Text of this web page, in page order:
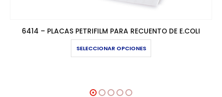
6414 – PLACAS PETRIFILM PARA RECUENTO DE E.COLI
SELECCIONAR OPCIONES
Este producto tiene múltiples variantes. Las opciones se pueden elegir en la página de producto